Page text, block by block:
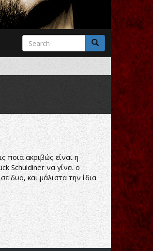
Search
form
Search
ποια ακριβώς είναι η
Schuldiner να γίνει ο
δυο, και μάλιστα την ίδια